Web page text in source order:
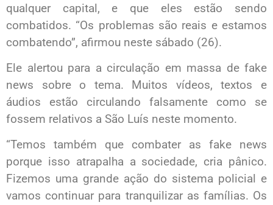
qualquer capital, e que eles estão sendo
combatidos. “Os problemas são reais e estamos
combatendo”, afirmou neste sábado (26).
Ele alertou para a circulação em massa de fake
news sobre o tema. Muitos vídeos, textos e
áudios estão circulando falsamente como se
fossem relativos a São Luís neste momento.
“Temos também que combater as fake news
porque isso atrapalha a sociedade, cria pânico.
Fizemos uma grande ação do sistema policial e
vamos continuar para tranquilizar as famílias. Os